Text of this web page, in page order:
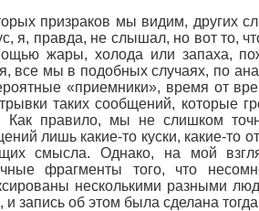
призраков мы видим, других
я, правда, не слышал, но вот то,
жары, холода или запаха,
все мы в подобных случаях, по
«приемники», время от
таких сообщений, которые
Как правило, мы не слишком
лишь какие-то куски, какие-то
смысла. Однако, на мой
фрагменты того, что
несколькими разными
и запись об этом была сделана